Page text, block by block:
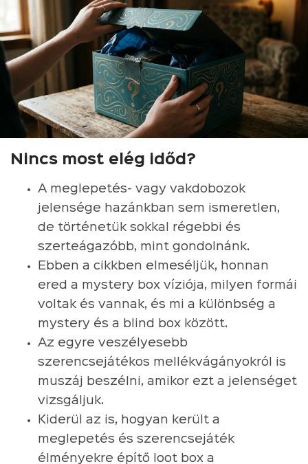
Nincs most elég időd?
A meglepetés- vagy vakdobozok
jelensége hazánkban sem ismeretlen,
de történetük sokkal régebbi és
szerteágazóbb, mint gondolnánk.
Ebben a cikkben elmeséljük, honnan
ered a mystery box víziója, milyen formái
voltak és vannak, és mi a különbség a
mystery és a blind box között.
Az egyre veszélyesebb
szerencsejátékos mellékvágányokról is
muszáj beszélni, amikor ezt a jelenséget
vizsgáljuk.
Kiderül az is, hogyan került a
meglepetés és szerencsejáték
élményekre építő loot box a